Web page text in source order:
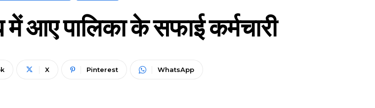
में आए पालिका के सफाई कर्मचारी
X Pinterest WhatsApp